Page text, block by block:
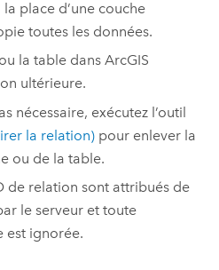
la place d’une couche
toutes les données.
la table dansArcGIS
ultérieure.
nécessaire, exécutez l’outil
la relation) pour enlever la
ou de la table.
de relation sont attribués de
le serveur et toute
est ignorée.